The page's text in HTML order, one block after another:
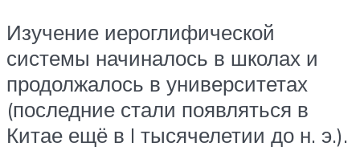
Изучение иероглифической
системы начиналось в школах и
продолжалось в университетах
(последние стали появляться в
Китае ещё в I тысячелетии до н. э.).